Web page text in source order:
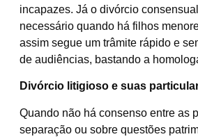
incapazes. Já o divórcio
necessário quando há filhos
assim segue um trâmite rápido e
de audiências, bastando a
Divórcio litigioso e suas
Quando não há consenso entre as
separação ou sobre questões